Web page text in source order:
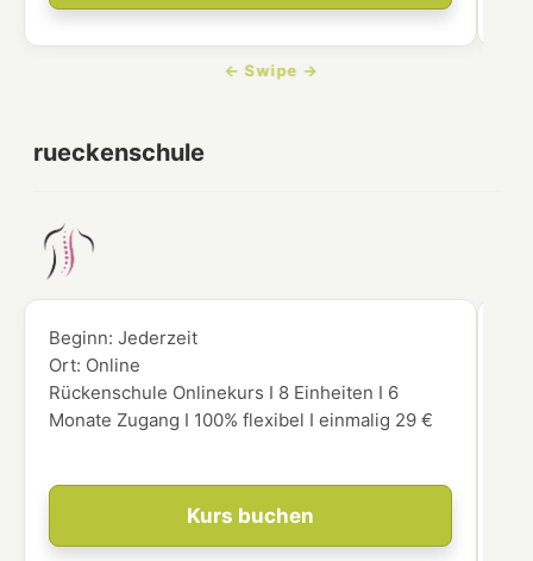
rueckenschule
Kurs buchen
Beginn:Jederzeit
Ort: Online
Rückenschule Onlinekurs I 8 Einheiten I 6
Monate Zugang I 100% flexibel I einmalig 29 €